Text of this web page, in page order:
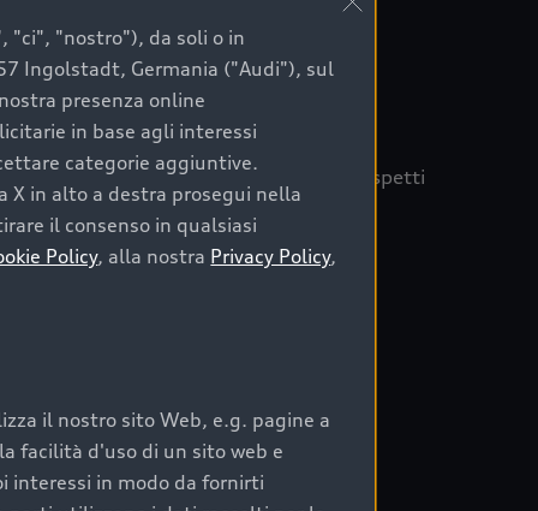
sicuro, è essenziale considerare aspetti
Prima Scelta :plus
nel tempo;
"ci", "nostro"), da soli o in
Ingolstadt, Germania ("Audi"), sul
presenza online
in base agli interessi
categorie aggiuntive.
in alto a destra prosegui nella
il consenso in qualsiasi
Policy, alla nostra Privacy Policy,
il nostro sito Web, e.g. pagine a
facilità d'uso di un sito web e
interessi in modo da fornirti